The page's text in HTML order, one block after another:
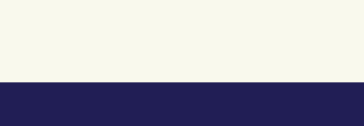
た。 す。